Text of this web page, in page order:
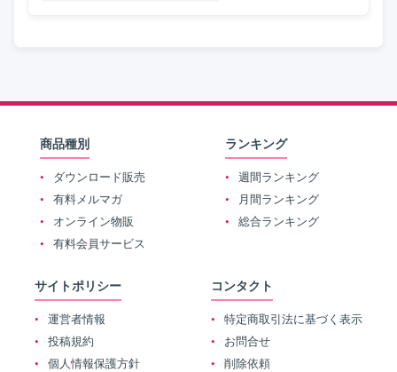
商品種別
ダウンロード販売
有料メルマガ
オンライン物販
有料会員サービス
ランキング
週間ランキング
月間ランキング
総合ランキング
サイトポリシー
運営者情報
投稿規約
個人情報保護方針
コンタクト
特定商取引法に基づく表示
お問合せ
削除依頼